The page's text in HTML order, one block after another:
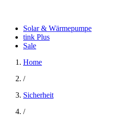
Solar & Wärmepumpe
tink Plus
Sale
Home
/
Sicherheit
/